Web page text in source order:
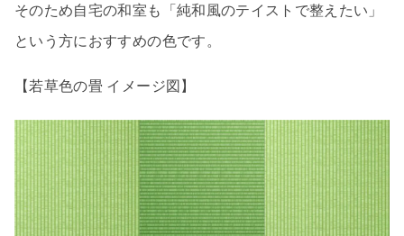
そのため自宅の和室も「純和風のテイストで整えたい」
という方におすすめの色です。
【若草色の畳 イメージ図】